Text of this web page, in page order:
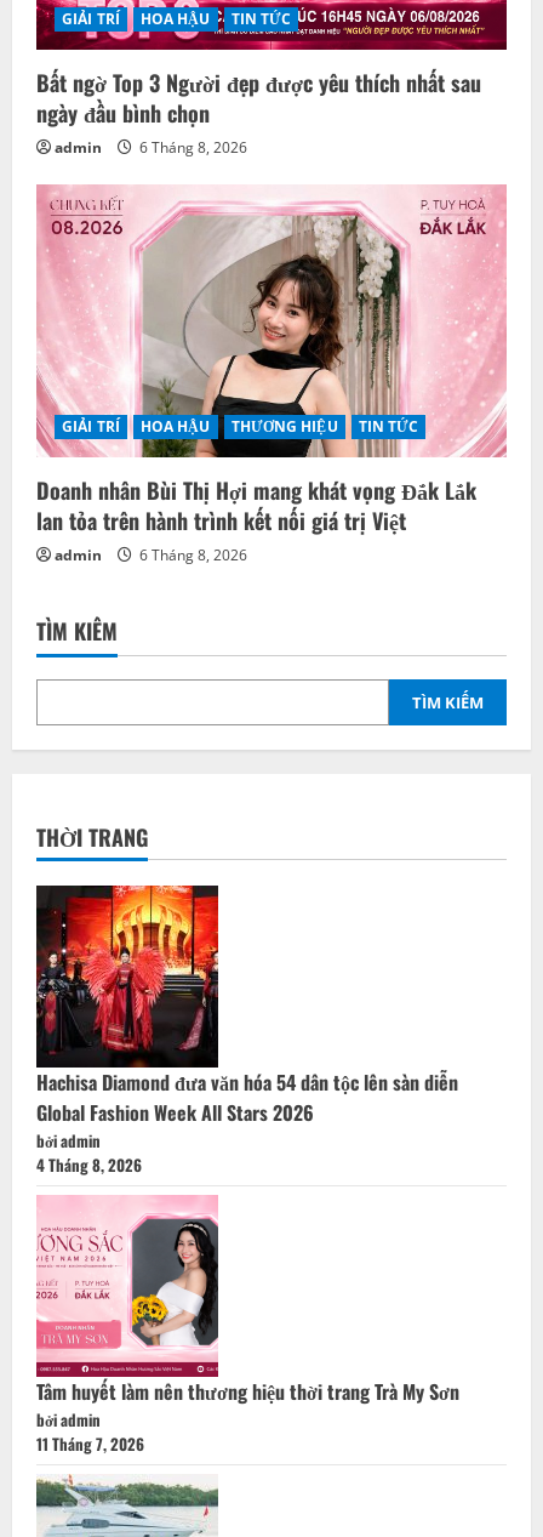
GIẢI TRÍ HOA HẬU TIN TỨC
Bất ngờ Top 3 Người đẹp được yêu thích nhất sau
ngày đầu bình chọn
admin 6 Tháng 8, 2026
GIẢI TRÍ HOA HẬU THƯƠNG HIỆU TIN TỨC
Doanh nhân Bùi Thị Hợi mang khát vọng Đắk Lắk
lan tỏa trên hành trình kết nối giá trị Việt
admin 6 Tháng 8, 2026
TÌM KIẾM
TÌM KIẾM
THỜI TRANG
Hachisa Diamond đưa văn hóa 54 dân tộc lên sàn diễn
Global Fashion Week All Stars 2026
bởi admin
4 Tháng 8, 2026
Tâm huyết làm nên thương hiệu thời trang Trà My Sơn
bởi admin
11 Tháng 7, 2026